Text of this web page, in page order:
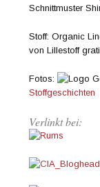
Schnittmuster
Stoff: Organic
von Lillestoff
Fotos:
Stoffgeschichten
Verlinkt bei: